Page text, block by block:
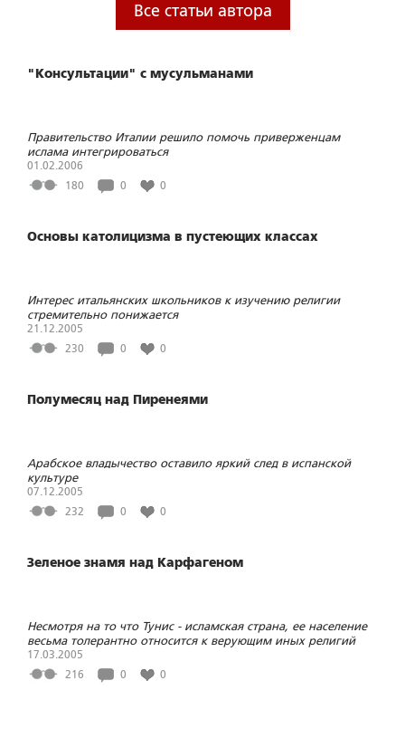
Все статьи автора
"Консультации" с мусульманами
Правительство Италии решило помочь приверженцам
ислама интегрироваться
01.02.2006
180
0 0
Основы католицизма в пустеющих классах
Интерес итальянских школьников к изучению религии
стремительно понижается
21.12.2005
230
0 0
Полумесяц над Пиренеями
Арабское владычество оставило яркий след в испанской
культуре
07.12.2005
232
0 0
Зеленое знамя над Карфагеном
Несмотря на то что Тунис - исламская страна, ее население
весьма толерантно относится к верующим иных религий
17.03.2005
216
0 0